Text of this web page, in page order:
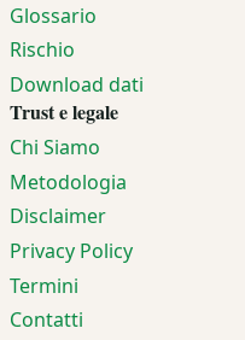
Glossario
Rischio
Download dati
Trust e legale
Chi Siamo
Metodologia
Disclaimer
Privacy Policy
Termini
Contatti